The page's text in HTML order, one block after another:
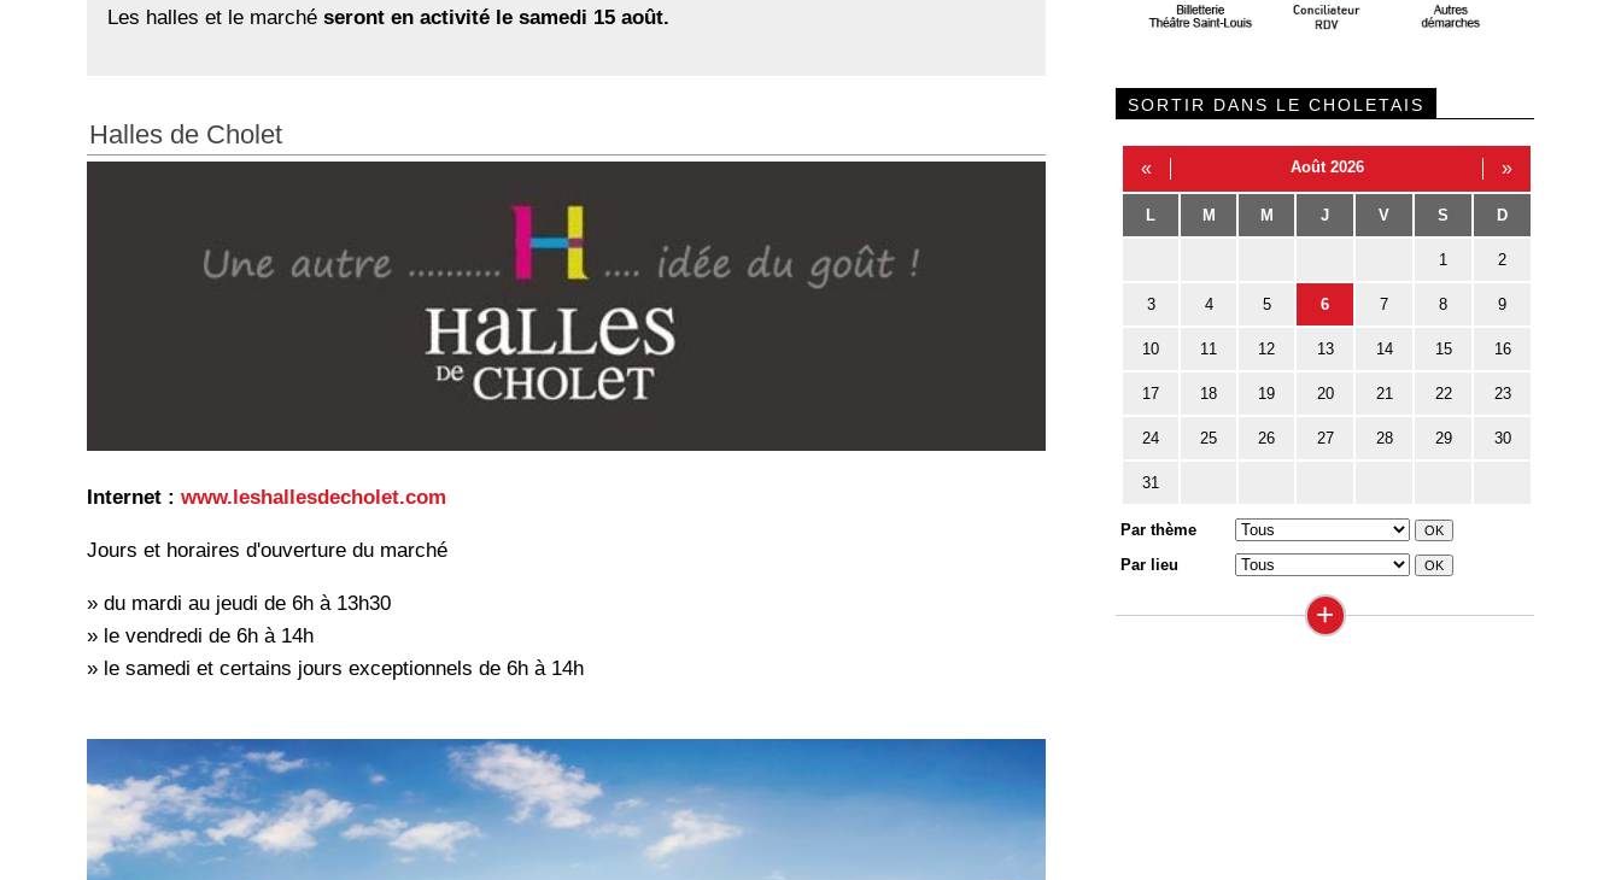
Les halles et le marchéseront en activité le samedi 15 août.
Halles de Cholet
Internet : www.leshallesdecholet.com
Jours et horaires d'ouverture du marché
» du mardi au jeudi de 6h à 13h30
» le vendredi de 6h à 14h
» le samedi et certains jours exceptionnels de 6h à 14h
SORTIR DANS LE CHOLETAIS
« Août 2026 »
L M M J V S D
1 2
3 4 5 6 7 8 9
10 11 12 13 14 15 16
17 18 19 20 21 22 23
24 25 26 27 28 29 30
31
Par thème
Par lieu
+